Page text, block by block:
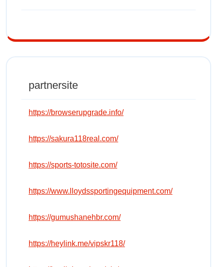
partnersite
https://browserupgrade.info/
https://sakura118real.com/
https://sports-totosite.com/
https://www.lloydssportingequipment.com/
https://gumushanehbr.com/
https://heylink.me/vipskr118/